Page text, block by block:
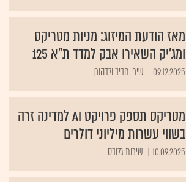
מאז הודעת המיזוג: מניות מטריקס
ומג'יק השאירו אבק למדד ת"א 125
09.12.2025 שירי חביב ולדהורן
מטריקס תספק פרויקט AI למדינה זרה
בשווי עשרות מיליוני דולרים
10.09.2025 שירות גלובס